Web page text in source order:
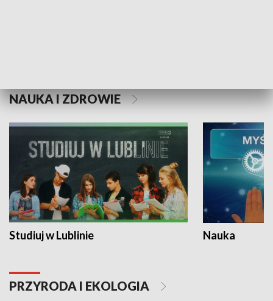
NAUKA I ZDROWIE
Studiuj w Lublinie Nauka
PRZYRODA I EKOLOGIA